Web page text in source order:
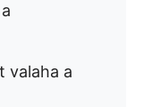
valaha a